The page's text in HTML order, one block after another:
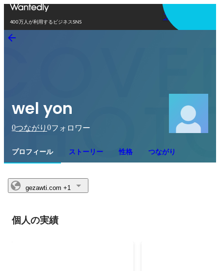
400万人が利用するビジネスSNS
アプリを使う
wel yon
0つながり 0フォロワー
プロフィール ストーリー 性格 つながり
gezawti.com +1
個人の実績